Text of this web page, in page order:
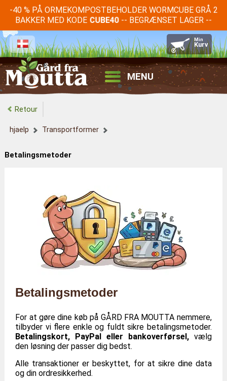
-40 % PÅ ORMEKOMPOSTBEHOLDER WORMCUBE GRÅ 2
BAKKER MED KODE CUBE40 -- BEGRÆNSET LAGER --
MENU
Retour
hjaelp Transportformer
Betalingsmetoder
Betalingsmetoder
For at gøre dine køb på GÅRD FRA MOUTTA nemmere,
tilbyder vi flere enkle og fuldt sikre betalingsmetoder.
Betalingskort, PayPal eller bankoverførsel,vælg
den løsning der passer dig bedst.
Alle transaktioner er beskyttet, for at sikre dine data
og din ordresikkerhed.